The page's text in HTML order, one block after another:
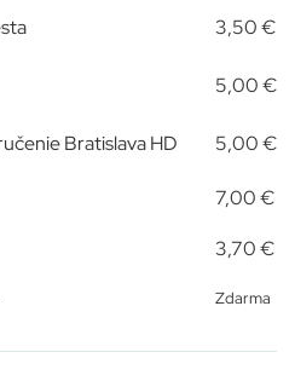
3,50 €
5,00 €
Bratislava HD 5,00 €
7,00 €
3,70 €
Zdarma